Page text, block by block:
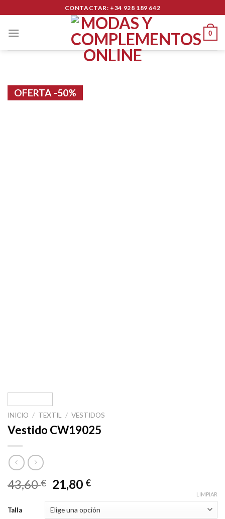
content
CONTACTAR: +34 928 189 642
0
OFERTA -50%
INICIO / TEXTIL / VESTIDOS
Vestido CW19025
43,60€ 21,80 €
Talla
LIMPIAR